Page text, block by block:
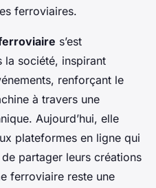
ferroviaires.
s’est
la société, inspirant
renforçant le
à travers une
Aujourd’hui, elle
plateformes en ligne qui
partager leurs créations
ferroviaire reste une